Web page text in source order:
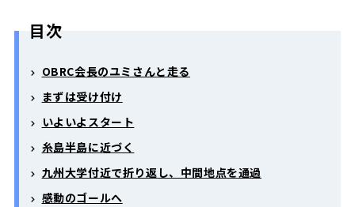
目次
OBRC会長のユミさんと走る
まずは受け付け
いよいよスタート
糸島半島に近づく
九州大学付近で折り返し、中間地点を通過
感動のゴールへ